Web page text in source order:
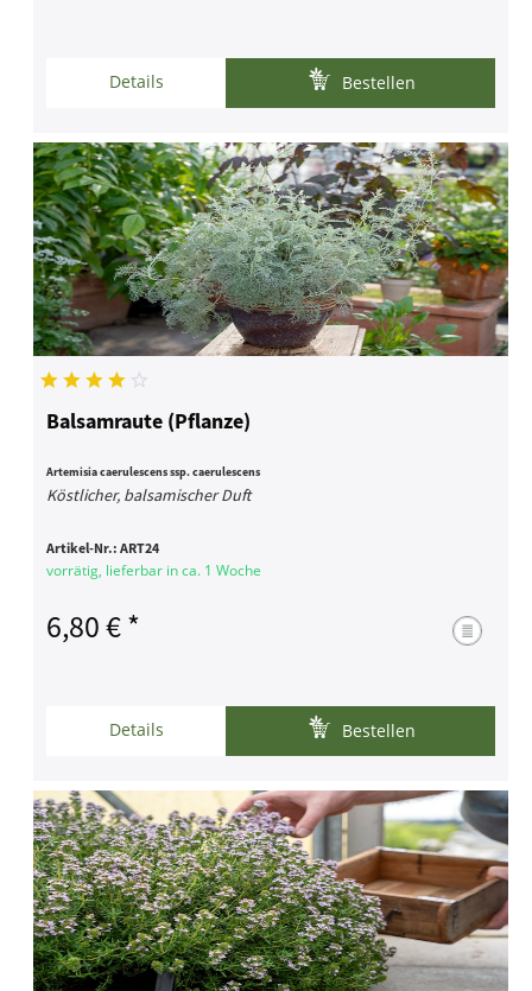
Details Bestellen
Balsamraute (Pflanze)
Artemisia caerulescens ssp. caerulescens
Köstlicher, balsamischer Duft
Artikel-Nr.:ART24
vorrätig, lieferbar in ca. 1 Woche
6,80 € *
Details Bestellen